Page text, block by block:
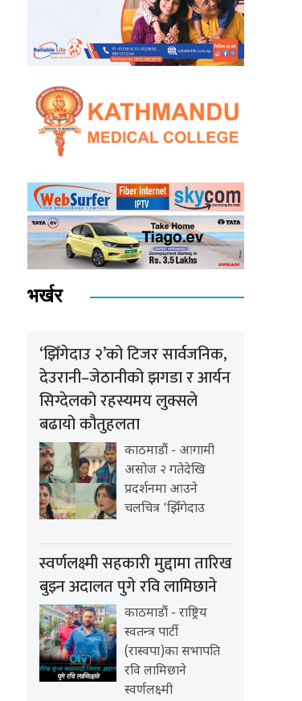
भर्खर
‘झिँगेदाउ २’को टिजर सार्वजनिक,
देउरानी–जेठानीको झगडा र आर्यन
सिग्देलको रहस्यमय लुक्सले
बढायो कौतुहलता
काठमाडौं - आगामी
असोज २ गतेदेखि
प्रदर्शनमा आउने
चलचित्र ‘झिँगेदाउ
स्वर्णलक्ष्मी सहकारी मुद्दामा तारिख
बुझ्न अदालत पुगे रवि लामिछाने
काठमाडौं - राष्ट्रिय
स्वतन्त्र पार्टी
(रास्वपा)का सभापति
रवि लामिछाने
स्वर्णलक्ष्मी